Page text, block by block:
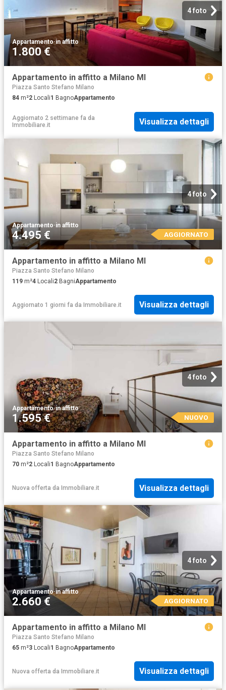
4 foto
Appartamento·in affitto
1.800 €
Appartamento in affitto a Milano MI
Piazza Santo Stefano Milano
84 m²2 Locali1 BagnoAppartamento
Aggiornato 2 settimane fa da
Immobiliare.it
Visualizza dettagli
4 foto
Appartamento·in affitto
4.495 € AGGIORNATO
Appartamento in affitto a Milano MI
Piazza Santo Stefano Milano
119 m²4 Locali2 BagniAppartamento
Aggiornato 1 giorni fa da Immobiliare.it Visualizza dettagli
4 foto
Appartamento·in affitto
1.595 € NUOVO
Appartamento in affitto a Milano MI
Piazza Santo Stefano Milano
70 m²2 Locali1 BagnoAppartamento
Nuova offerta da Immobiliare.it Visualizza dettagli
4 foto
Appartamento·in affitto
2.660 € AGGIORNATO
Appartamento in affitto a Milano MI
Piazza Santo Stefano Milano
65 m²3 Locali1 BagnoAppartamento
Nuova offerta da Immobiliare.it Visualizza dettagli